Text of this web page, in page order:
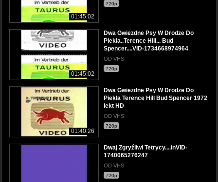
01:45:02
720p
01:45:02
Dwa Gwiezdne Psy W Drodze Do
Piekła..Terence Hill... Bud
Spencer....VID-1734668974964
OD VHS
720p
01:40:26
Dwa Gwiezdne Psy W Drodze Do
Piekła Terence Hill Bud Spencer 1972
lekt HD
OD VHS
720p
Dwaj Zgryźliwi Tetrycy....inVID-
1740065276247
OD VHS
720p